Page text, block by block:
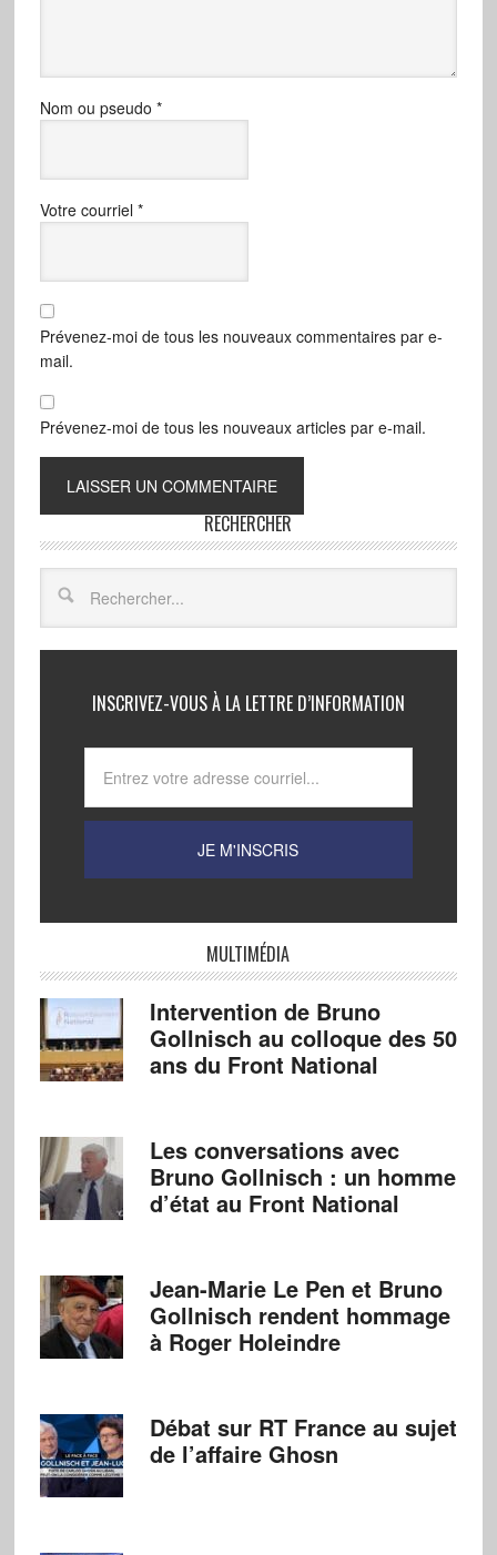
Nom ou pseudo *
Votre courriel *
Prévenez-moi de tous les nouveaux commentaires par e-
mail.
Prévenez-moi de tous les nouveaux articles par e-mail.
RECHERCHER
INSCRIVEZ-VOUS À LA LETTRE D’INFORMATION
MULTIMÉDIA
Intervention de Bruno
Gollnisch au colloque des 50
ans du Front National
Les conversations avec
Bruno Gollnisch : un homme
d’état au Front National
Jean-Marie Le Pen et Bruno
Gollnisch rendent hommage
à Roger Holeindre
Débat sur RT France au sujet
de l’affaire Ghosn